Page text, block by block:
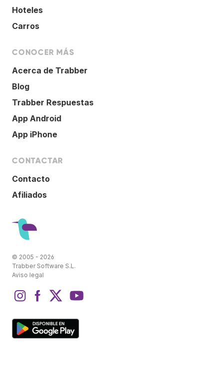
Hoteles
Carros
CONOCER MÁS
Acerca de Trabber
Blog
Trabber Respuestas
App Android
App iPhone
CONTACTAR
Contacto
Afiliados
© 2005 - 2026
Trabber Software S.L.
Aviso legal